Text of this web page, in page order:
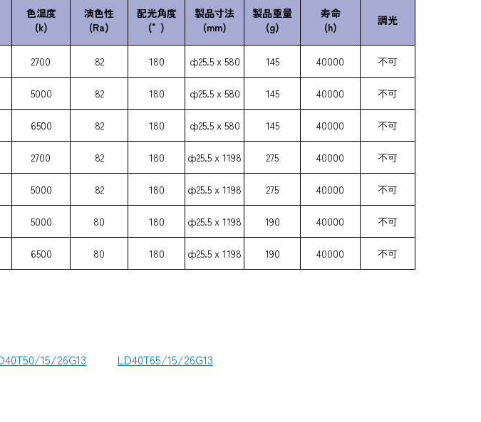
色温度
(k)
演色性
(Ra)
配光角度
(°)
製品寸法
(mm)
製品重量
(g)
寿命
(h)
調光
2700 82 180 ф25.5 х 580 145 40000 不可
5000 82 180 ф25.5 х 580 145 40000 不可
6500 82 180 ф25.5 х 580 145 40000 不可
2700 82 180 ф25.5 х 1198 275 40000 不可
5000 82 180 ф25.5 х 1198 275 40000 不可
5000 80 180 ф25.5 х 1198 190 40000 不可
6500 80 180 ф25.5 х 1198 190 40000 不可
15/26G13 LD40T65/15/26G13